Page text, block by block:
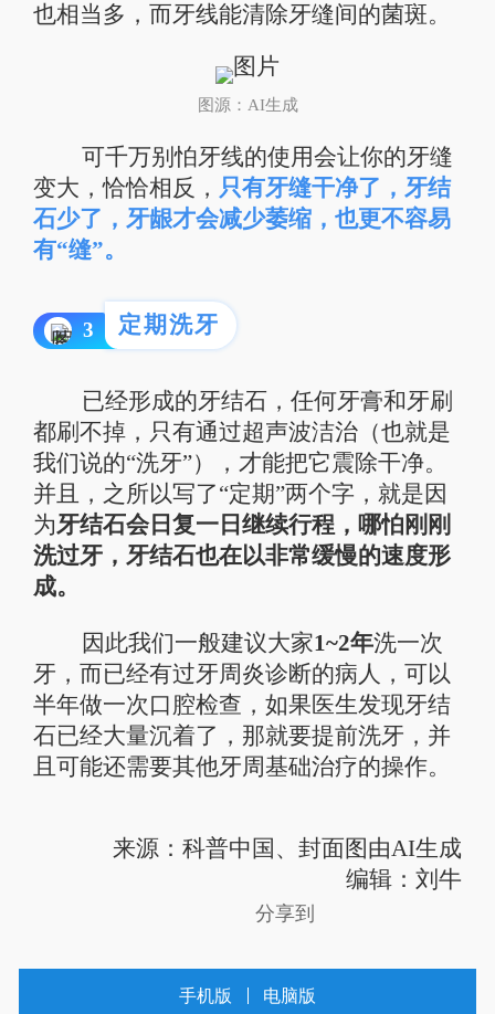
也相当多，而牙线能清除牙缝间的菌斑。
图源：AI生成
可千万别怕牙线的使用会让你的牙缝
变大，恰恰相反， 只有牙缝干净了，牙结
石少了，牙龈才会减少萎缩，也更不容易
有“缝”。
3 定期洗牙
已经形成的牙结石，任何牙膏和牙刷
都刷不掉，只有通过超声波洁治（也就是
我们说的“洗牙”），才能把它震除干净。
并且，之所以写了“定期”两个字，就是因
为牙结石会日复一日继续行程，哪怕刚刚
洗过牙，牙结石也在以非常缓慢的速度形
成。
因此我们一般建议大家1~2年洗一次
牙，而已经有过牙周炎诊断的病人，可以
半年做一次口腔检查，如果医生发现牙结
石已经大量沉着了，那就要提前洗牙，并
且可能还需要其他牙周基础治疗的操作。
来源：科普中国 、封面图由AI生成
编辑：刘牛
分享到
手机版 电脑版